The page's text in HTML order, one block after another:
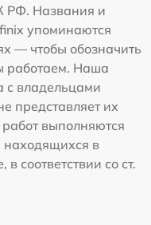
РФ. Названия и
упоминаются
— чтобы обозначить
работаем. Наша
с владельцами
представляет их
выполняются
находящихся в
соответствии со ст.